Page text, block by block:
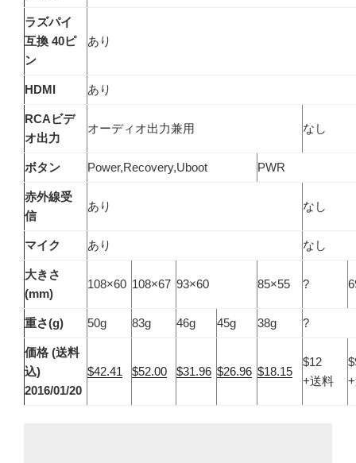
ラズパイ
互換 40ピ
ン
あり
HDMI あり
RCAビデ
オ出力
オーディオ出力兼用 なし
ボタン Power,Recovery,Uboot PWR
赤外線受
信
あり なし
マイク あり なし
大きさ
(mm)
108×60 108×67 93×60 85×55 ?
重さ(g) 50g 83g 46g 45g 38g ?
価格 (送料
込)
2016/01/20
$42.41 $52.00 $31.96 $26.96 $18.15
$12
+送料